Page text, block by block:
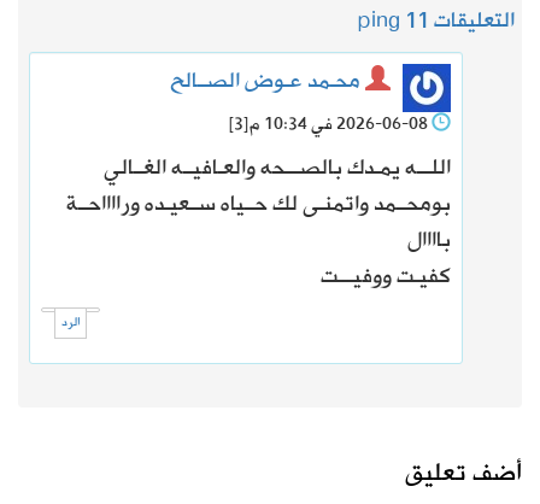
التعليقات 1 1 ping
محـمد عـوض الصــالح
[3]
اللـــه يمـدك بالصـــحه والعـافيــه الغــالي
بومحــمد واتمنـى لك حــياه ســعيـده ورااااحــة
باااال
كفيـت ووفيـــت
الرد
أضف تعليق